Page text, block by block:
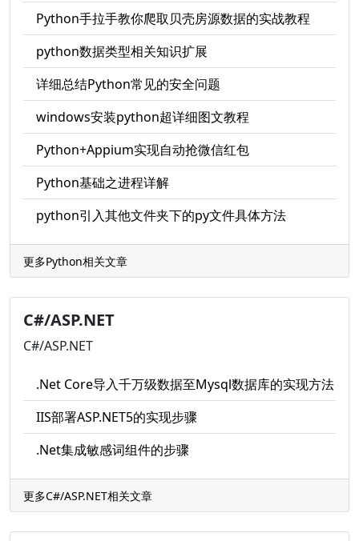
Python手拉手教你爬取贝壳房源数据的实战教程
python数据类型相关知识扩展
详细总结Python常见的安全问题
windows安装python超详细图文教程
Python+Appium实现自动抢微信红包
Python基础之进程详解
python引入其他文件夹下的py文件具体方法
更多Python相关文章
C#/ASP.NET
C#/ASP.NET
.Net Core导入千万级数据至Mysql数据库的实现方法
IIS部署ASP.NET5的实现步骤
.Net集成敏感词组件的步骤
更多C#/ASP.NET相关文章